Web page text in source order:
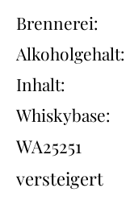
Brennerei:
Alkoholgehalt:
Inhalt:
Whiskybase:
WA25251
versteigert